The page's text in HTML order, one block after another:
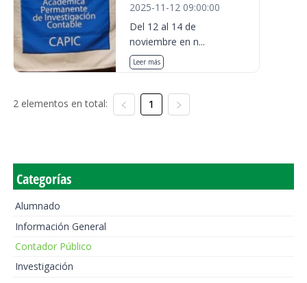
2025-11-12 09:00:00
Del 12 al 14 de
noviembre en n...
Leer más
2 elementos en total: 1
Categorías
Alumnado
Información General
Contador Público
Investigación